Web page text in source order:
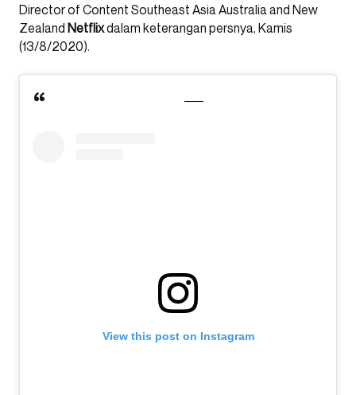
Director of Content Southeast Asia Australia and New
Zealand Netflixdalam keterangan persnya, Kamis
(13/8/2020).
View this post on Instagram